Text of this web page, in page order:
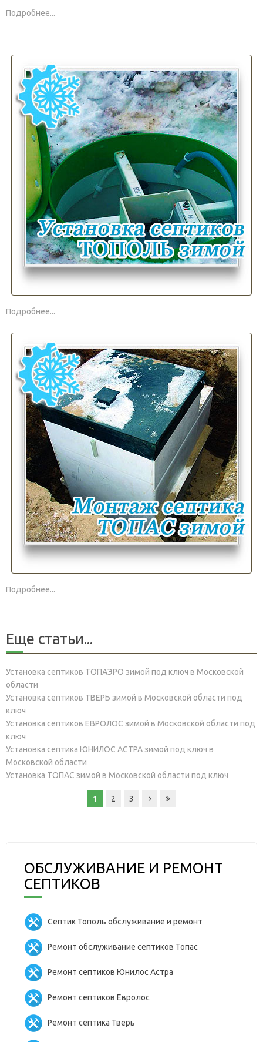
Подробнее...
Подробнее...
Подробнее...
Еще статьи...
Установка септиков ТОПАЭРО зимой под ключ в Московской
области
Установка септиков ТВЕРЬ зимой в Московской области под
ключ
Установка септиков ЕВРОЛОС зимой в Московской области под
ключ
Установка септика ЮНИЛОС АСТРА зимой под ключ в
Московской области
Установка ТОПАС зимой в Московской области под ключ
1 2 3
ОБСЛУЖИВАНИЕ И РЕМОНТ
СЕПТИКОВ
Септик Тополь обслуживание и ремонт
Ремонт обслуживание септиков Топас
Ремонт септиков Юнилос Астра
Ремонт септиков Евролос
Ремонт септика Тверь